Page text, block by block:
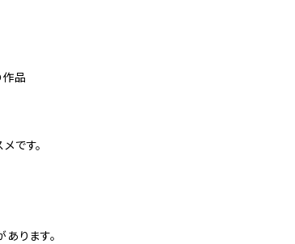
品
です。
ります。